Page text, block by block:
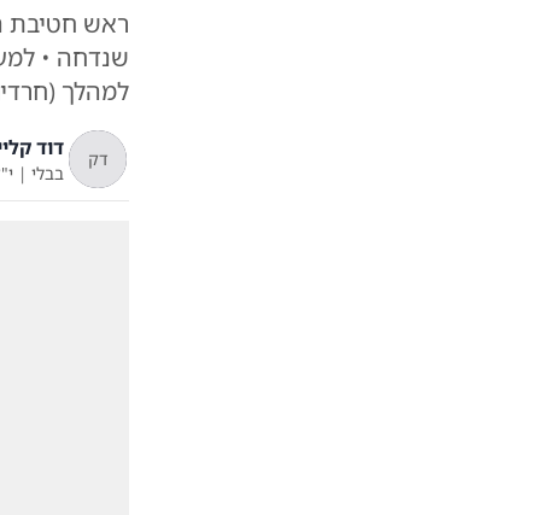
ראש חטיבת
למהלך
דק דוד
בבלי|